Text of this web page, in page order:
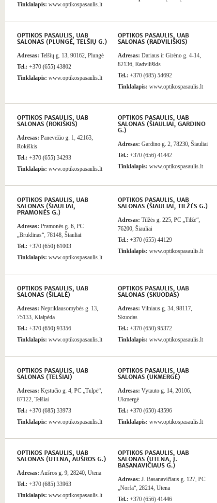
Tinklalapis: www.optikospasaulis.lt
OPTIKOS PASAULIS, UAB
SALONAS (PLUNGĖ, TELŠIŲ G.)
Adresas: Telšių g. 13, 90162, Plungė
Tel.: +370 (655) 43802
Tinklalapis: www.optikospasaulis.lt
OPTIKOS PASAULIS, UAB
SALONAS (RADVILIŠKIS)
Adresas: Dariaus ir Girėno g. 4-14,
82136, Radviliškis
Tel.: +370 (685) 54692
Tinklalapis: www.optikospasaulis.lt
OPTIKOS PASAULIS, UAB
SALONAS (ROKIŠKIS)
Adresas: Panevėžio g. 1, 42163,
Rokiškis
Tel.: +370 (655) 34293
Tinklalapis: www.optikospasaulis.lt
OPTIKOS PASAULIS, UAB
SALONAS (ŠIAULIAI, GARDINO
G.)
Adresas: Gardino g. 2, 78230, Šiauliai
Tel.: +370 (656) 41442
Tinklalapis: www.optikospasaulis.lt
OPTIKOS PASAULIS, UAB
SALONAS (ŠIAULIAI,
PRAMONĖS G.)
Adresas: Pramonės g. 6, PC
„Bruklinas“, 78148, Šiauliai
Tel.: +370 (650) 61003
Tinklalapis: www.optikospasaulis.lt
OPTIKOS PASAULIS, UAB
SALONAS (ŠIAULIAI, TILŽĖS G.)
Adresas: Tilžės g. 225, PC „Tilžė“,
76200, Šiauliai
Tel.: +370 (655) 44129
Tinklalapis: www.optikospasaulis.lt
OPTIKOS PASAULIS, UAB
SALONAS (ŠILALĖ)
Adresas: Nepriklausomybės g. 13,
75133, Klaipėda
Tel.: +370 (650) 93356
Tinklalapis: www.optikospasaulis.lt
OPTIKOS PASAULIS, UAB
SALONAS (SKUODAS)
Adresas: Vilniaus g. 34, 98117,
Skuodas
Tel.: +370 (650) 95372
Tinklalapis: www.optikospasaulis.lt
OPTIKOS PASAULIS, UAB
SALONAS (TELŠIAI)
Adresas: Kęstučio g. 4, PC „Tulpė“,
87122, Telšiai
Tel.: +370 (685) 33973
Tinklalapis: www.optikospasaulis.lt
OPTIKOS PASAULIS, UAB
SALONAS (UKMERGĖ)
Adresas: Vytauto g. 14, 20106,
Ukmergė
Tel.: +370 (650) 43596
Tinklalapis: www.optikospasaulis.lt
OPTIKOS PASAULIS, UAB
SALONAS (UTENA, AUŠROS G.)
Adresas: Aušros g. 9, 28240, Utena
Tel.: +370 (685) 33963
Tinklalapis: www.optikospasaulis.lt
OPTIKOS PASAULIS, UAB
SALONAS (UTENA, J.
BASANAVIČIAUS G.)
Adresas: J. Basanavičiaus g. 127, PC
„Norfa“, 28214, Utena
Tel.: +370 (656) 41446